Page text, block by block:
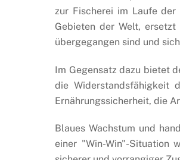
zur Fischerei im Laufe
Gebieten der Welt, ersetzt
übergegangen sind und
Im Gegensatz dazu bietet
die Widerstandsfähigkeit
Ernährungssicherheit, die
Blaues Wachstum und
einer "Win-Win"-Situation